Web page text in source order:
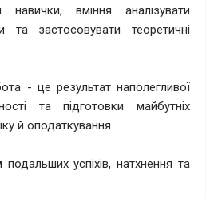
навички, вміння аналізувати
та застосовувати теоретичні
- це результат наполегливої
та підготовки майбутніх
й оподаткування.
успіхів, натхнення та